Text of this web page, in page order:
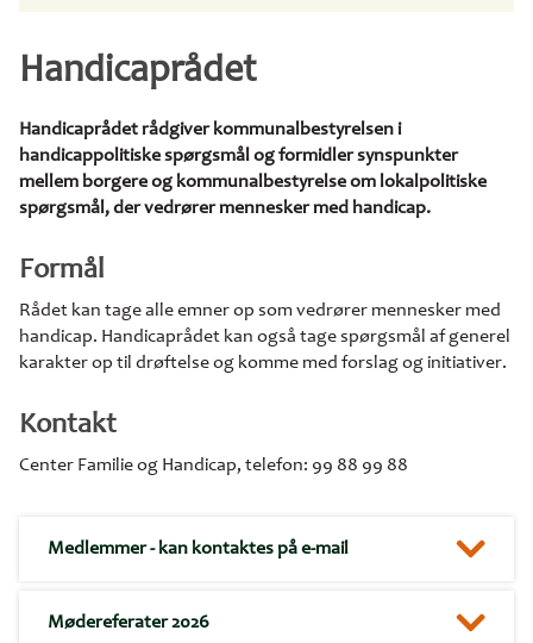
Handicaprådet
Handicaprådet rådgiver kommunalbestyrelsen i
handicappolitiske spørgsmål og formidler synspunkter
mellem borgere og kommunalbestyrelse om lokalpolitiske
spørgsmål, der vedrører mennesker med handicap.
Formål
Rådet kan tage alle emner op som vedrører mennesker med
handicap. Handicaprådet kan også tage spørgsmål af generel
karakter op til drøftelse og komme med forslag og initiativer.
Kontakt
Center Familie og Handicap, telefon: 99 88 99 88
Medlemmer - kan kontaktes på e-mail
Mødereferater 2026